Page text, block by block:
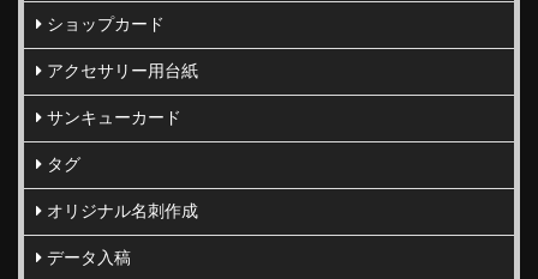
ショップカード
アクセサリー用台紙
サンキューカード
タグ
オリジナル名刺作成
データ入稿